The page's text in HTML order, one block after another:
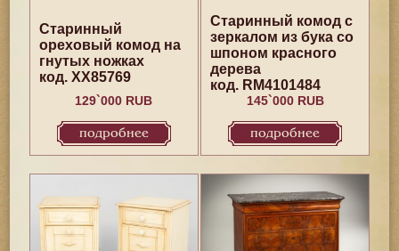
Старинный
ореховый комод на
гнутых ножках
код. XX85769
129`000 RUB
подробнее
Старинный комод с
зеркалом из бука со
шпоном красного
дерева
код. RM4101484
145`000 RUB
подробнее